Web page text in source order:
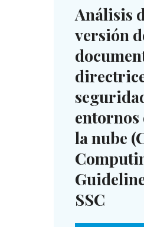
Análisis
versión
entornos
la nube
SSC